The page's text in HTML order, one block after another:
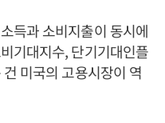
득과 소비지출이 동시에
기대지수, 단기기대인플
미국의 고용시장이 역